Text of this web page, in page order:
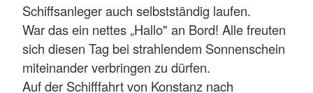
Schiffsanleger auch selbstständig laufen.
War das ein nettes „Hallo" an Bord! Alle freuten
sich diesen Tag bei strahlendem Sonnenschein
miteinander verbringen zu dürfen.
Auf der Schifffahrt von Konstanz nach